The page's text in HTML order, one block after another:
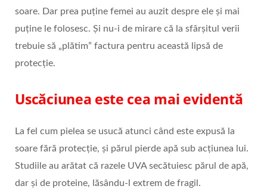
soare. Dar prea puține femei au auzit despre ele și mai
puține le folosesc. Și nu-i de mirare că la sfârșitul verii
trebuie să „plătim” factura pentru această lipsă de
protecție.
Uscăciunea este cea mai evidentă
La fel cum pielea se usucă atunci când este expusă la
soare fără protecție, și părul pierde apă sub acțiunea lui.
Studiile au arătat că razele UVA secătuiesc părul de apă,
dar și de proteine, lăsându-l extrem de fragil.